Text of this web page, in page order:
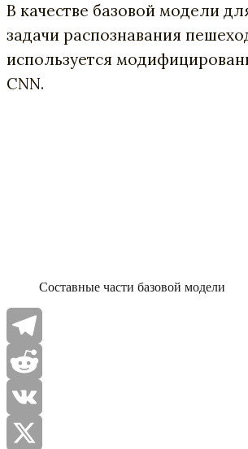
В качестве базовой модели
задачи распознавания
используется
CNN.
Составные части базовой модели
Telegram
Reddit
VK